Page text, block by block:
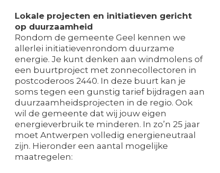
Lokale projecten en initiatieven gericht
op duurzaamheid
Rondom de gemeente Geel kennen we
allerlei initiatievenrondom duurzame
energie. Je kunt denken aan windmolens of
een buurtproject met zonnecollectoren in
postcoderoos 2440. In deze buurt kan je
soms tegen een gunstig tarief bijdragen aan
duurzaamheidsprojecten in de regio. Ook
wil de gemeente dat wij jouw eigen
energieverbruik te minderen. In zo’n 25 jaar
moet Antwerpen volledig energieneutraal
zijn. Hieronder een aantal mogelijke
maatregelen: